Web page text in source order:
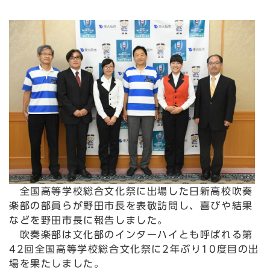
全国高等学校総合文化祭に出場した日新高校吹奏
楽部の部員らが野田市長を表敬訪問し、喜びや結果
などを野田市長に報告しました。
吹奏楽部は文化部のインターハイとも呼ばれる第
42回全国高等学校総合文化祭に2年ぶり10度目の出
場を果たしました。